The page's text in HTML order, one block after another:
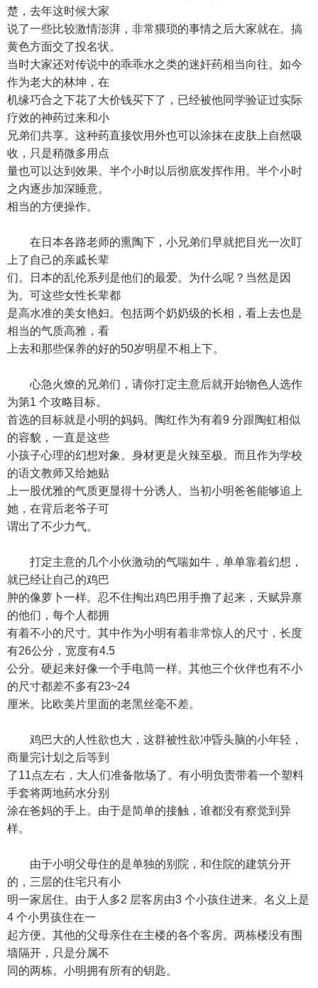
楚，去年这时候大家
说了一些比较激情澎湃，非常猥琐的事情之后大家就在。搞
黄色方面交了投名状。
当时大家还对传说中的乖乖水之类的迷奸药相当向往。如今
作为老大的林坤，在
机缘巧合之下花了大价钱买下了，已经被他同学验证过实际
疗效的神药过来和小
兄弟们共享。这种药直接饮用外也可以涂抹在皮肤上自然吸
收，只是稍微多用点
量也可以达到效果。半个小时以后彻底发挥作用。半个小时
之内逐步加深睡意。
相当的方便操作。
在日本各路老师的熏陶下，小兄弟们早就把目光一次盯
上了自己的亲戚长辈
们。日本的乱伦系列是他们的最爱。为什么呢？当然是因
为。可这些女性长辈都
是高水准的美女艳妇。包括两个奶奶级的长相，看上去也是
相当的气质高雅，看
上去和那些保养的好的50岁明星不相上下。
心急火燎的兄弟们，请你打定主意后就开始物色人选作
为第1 个攻略目标。
首选的目标就是小明的妈妈。陶红作为有着9 分跟陶虹相似
的容貌，一直是这些
小孩子心理的幻想对象。身材更是火辣至极。而且作为学校
的语文教师又给她贴
上一股优雅的气质更显得十分诱人。当初小明爸爸能够追上
她，在背后老爷子可
谓出了不少力气。
打定主意的几个小伙激动的气喘如牛，单单靠着幻想，
就已经让自己的鸡巴
肿的像萝卜一样。忍不住掏出鸡巴用手撸了起来，天赋异禀
的他们，每个人都拥
有着不小的尺寸。其中作为小明有着非常惊人的尺寸，长度
有26公分，宽度有4.5
公分。硬起来好像一个手电筒一样。其他三个伙伴也有不小
的尺寸都差不多有23~24
厘米。比欧美片里面的老黑丝毫不差。
鸡巴大的人性欲也大，这群被性欲冲昏头脑的小年轻，
商量完计划之后等到
了11点左右，大人们准备散场了。有小明负责带着一个塑料
手套将两地药水分别
涂在爸妈的手上。由于是简单的接触，谁都没有察觉到异
样。
由于小明父母住的是单独的别院，和住院的建筑分开
的，三层的住宅只有小
明一家居住。由于人多2 层客房由3 个小孩住进来。名义上是
4 个小男孩住在一
起方便。其他的父母亲住在主楼的各个客房。两栋楼没有围
墙隔开，只是分属不
同的两栋。小明拥有所有的钥匙。